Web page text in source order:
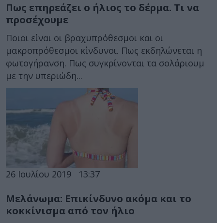
Πως επηρεάζει ο ήλιος το δέρμα. Τι να
προσέχουμε
Ποιοι είναι οι βραχυπρόθεσμοι και οι
μακροπρόθεσμοι κίνδυνοι. Πως εκδηλώνεται η
φωτογήρανση. Πως συγκρίνονται τα σολάριουμ
με την υπεριώδη...
26 Ιουλίου 2019 13:37
Μελάνωμα: Επικίνδυνο ακόμα και το
κοκκίνισμα από τον ήλιο